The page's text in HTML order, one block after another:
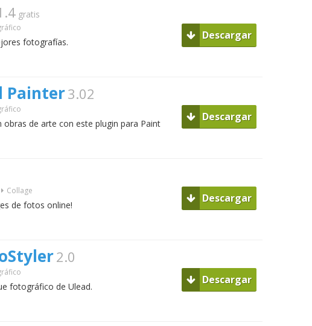
gratis
fotografías.
Descargar
Painter3.02
de arte con este plugin para Paint
Descargar
Collage
de fotos online!
Descargar
2.0
fotográfico de Ulead.
Descargar